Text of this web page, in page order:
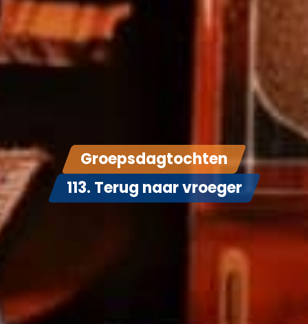
Groepsdagtochten
113. Terug naar vroeger